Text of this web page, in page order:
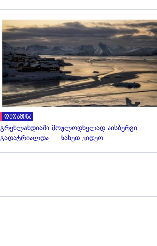
გადახედვა
დედამიწა
გრენლანდიაში მოულოდნელად აისბერგი
გადატრიალდა — ნახეთ ვიდეო